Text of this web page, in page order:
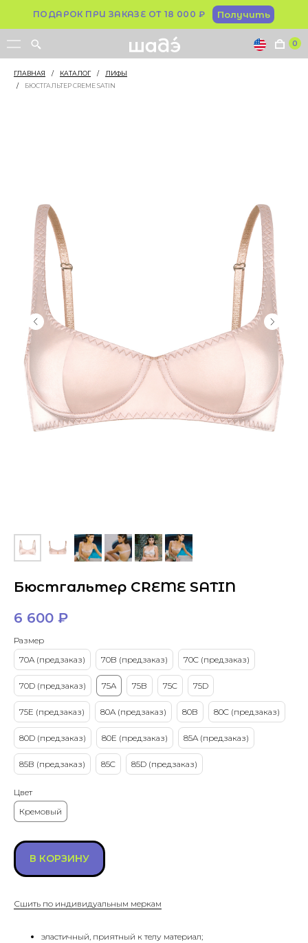
ПОДАРОК ПРИ ЗАКАЗЕ ОТ 18 000 ₽ Получить
0
ГЛАВНАЯ КАТАЛОГ
/ /
ЛИФЫ
БЮСТГАЛЬТЕР CREME SATIN
/
Бюстгальтер CREME SATIN
6 600 ₽
Размер
70A (предзаказ)
70B (предзаказ) 70C (предзаказ)
70D (предзаказ) 75A 75B 75C 75D
75E (предзаказ) 80A (предзаказ) 80B 80C (предзаказ)
80D (предзаказ) 80E (предзаказ) 85A (предзаказ)
85B (предзаказ) 85C 85D (предзаказ)
Цвет
Кремовый
В КОРЗИНУ
Сшить по индивидуальным меркам
эластичный, приятный к телу материал;